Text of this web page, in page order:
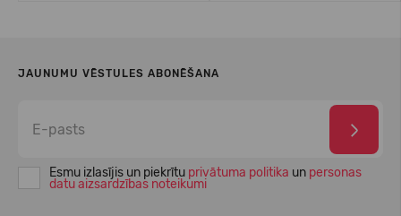
JAUNUMU VĒSTULES ABONĒŠANA
Esmu izlasījis un piekrītu privātuma politika un personas
datu aizsardzības noteikumi